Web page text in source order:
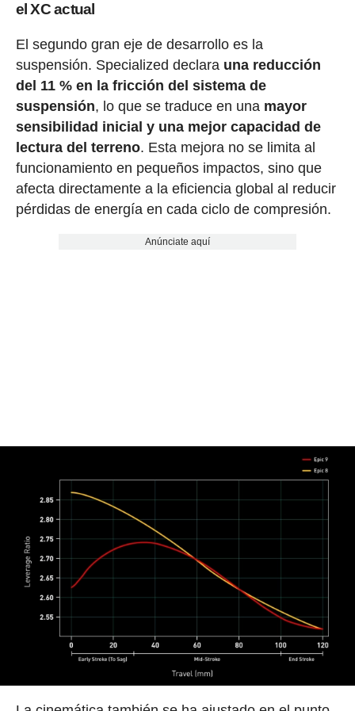
el XC actual
El segundo gran eje de desarrollo es la
suspensión. Specialized declara una reducción
del 11 % en la fricción del sistema de
suspensión, lo que se traduce en una mayor
sensibilidad inicial y una mejor capacidad de
lectura del terreno. Esta mejora no se limita al
funcionamiento en pequeños impactos, sino que
afecta directamente a la eficiencia global al reducir
pérdidas de energía en cada ciclo de compresión.
Anúnciate aquí